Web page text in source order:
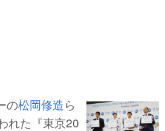
の松岡修造ら
れた『東京20